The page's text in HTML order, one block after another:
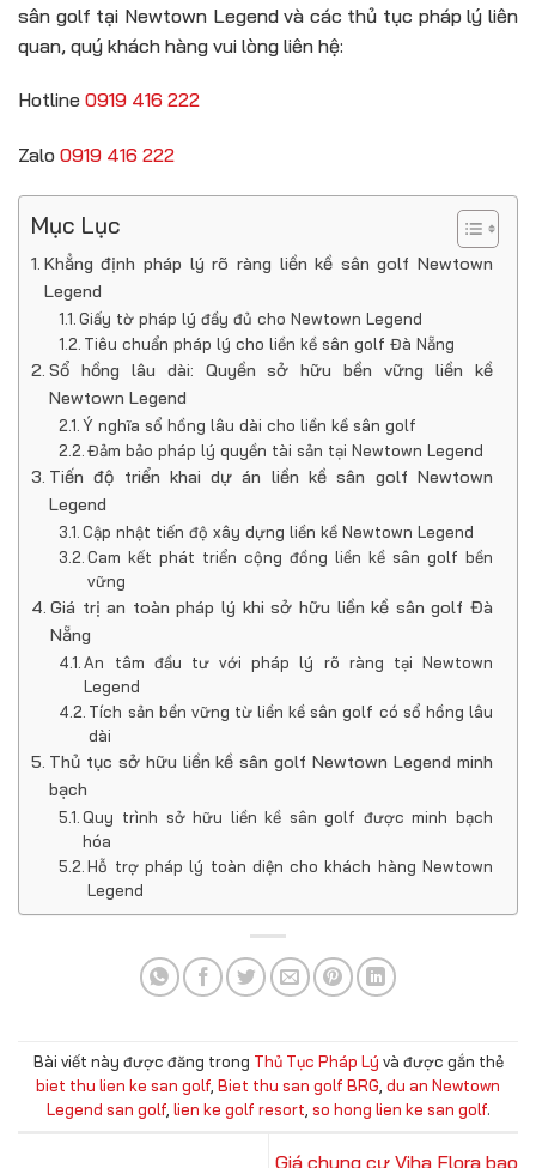
sân golf tại Newtown Legend và các thủ tục pháp lý liên
quan, quý khách hàng vui lòng liên hệ:
Hotline 0919 416 222
Zalo 0919 416 222
Mục Lục
Khẳng định pháp lý rõ ràng liền kề sân golf Newtown
Legend
Giấy tờ pháp lý đầy đủ cho Newtown Legend
Tiêu chuẩn pháp lý cho liền kề sân golf Đà Nẵng
Sổ hồng lâu dài: Quyền sở hữu bền vững liền kề
Newtown Legend
Ý nghĩa sổ hồng lâu dài cho liền kề sân golf
Đảm bảo pháp lý quyền tài sản tại Newtown Legend
Tiến độ triển khai dự án liền kề sân golf Newtown
Legend
Cập nhật tiến độ xây dựng liền kề Newtown Legend
Cam kết phát triển cộng đồng liền kề sân golf bền
vững
Giá trị an toàn pháp lý khi sở hữu liền kề sân golf Đà
Nẵng
An tâm đầu tư với pháp lý rõ ràng tại Newtown
Legend
Tích sản bền vững từ liền kề sân golf có sổ hồng lâu
dài
Thủ tục sở hữu liền kề sân golf Newtown Legend minh
bạch
Quy trình sở hữu liền kề sân golf được minh bạch
hóa
Hỗ trợ pháp lý toàn diện cho khách hàng Newtown
Legend
Bài viết này được đăng trong Thủ Tục Pháp Lý và được gắn thẻ
biet thu lien ke san golf, Biet thu san golf BRG, du an Newtown
Legend san golf, lien ke golf resort, so hong lien ke san golf.
Giá chung cư Viha Flora bao